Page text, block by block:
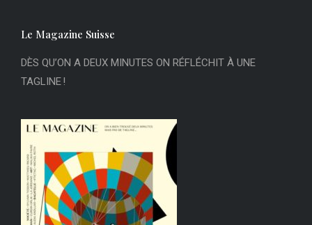
Le Magazine Suisse
DÈS QU’ON A DEUX MINUTES ON RÉFLÉCHIT À UNE
TAGLINE !